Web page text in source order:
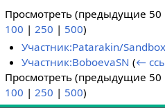
Просмотреть (предыдущие 50
100 | 250 | 500)
Участник:Patarakin/Sandbox
Участник:BoboevaSN (←
Просмотреть (предыдущие 50
100 | 250 | 500)